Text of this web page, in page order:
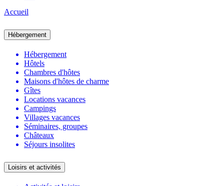
Accueil
Hébergement
Hébergement
Hôtels
Chambres d'hôtes
Maisons d'hôtes de charme
Gîtes
Locations vacances
Campings
Villages vacances
Séminaires, groupes
Châteaux
Séjours insolites
Loisirs et activités